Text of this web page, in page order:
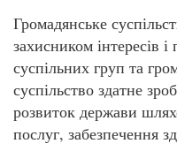
Громадянське
захисником інтересів
суспільних груп та
суспільство здатне
розвиток держави
послуг, забезпечення